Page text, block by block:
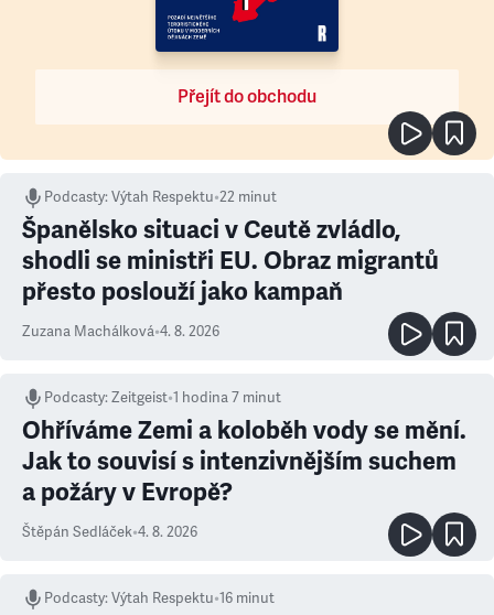
Přejít do obchodu
Podcasty:Výtah Respektu•22 minut
Španělsko situaci v Ceutě zvládlo,
shodli se ministři EU. Obraz migrantů
přesto poslouží jako kampaň
Zuzana Machálková•4. 8. 2026
Podcasty:Zeitgeist•1 hodina 7 minut
Ohříváme Zemi a koloběh vody se mění.
Jak to souvisí s intenzivnějším suchem
a požáry v Evropě?
Štěpán Sedláček•4. 8. 2026
Podcasty:Výtah Respektu•16 minut